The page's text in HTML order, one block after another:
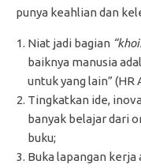
punya keahlian dan
Niat jadi bagian
baiknya manusia
untuk yang lain” (HR
Tingkatkan ide,
banyak belajar dari
buku;
Buka lapangan kerja